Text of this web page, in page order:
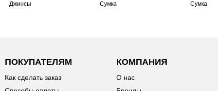
Джинсы
Сумка
Сумка
ПОКУПАТЕЛЯМ
Как сделать заказ
КОМПАНИЯ
О нас